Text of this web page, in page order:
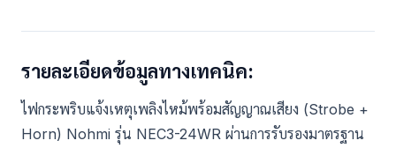
รายละเอียดข้อมูลทางเทคนิค:
ไฟกระพริบแจ้งเหตุเพลิงไหม้พร้อมสัญญาณเสียง (Strobe +
Horn) Nohmi รุ่น NEC3-24WR ผ่านการรับรองมาตรฐาน